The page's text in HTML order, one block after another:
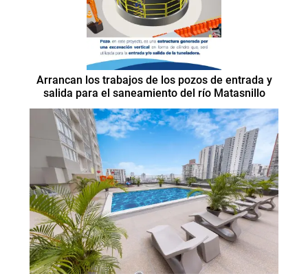
Arrancan los trabajos de los pozos de entrada y
salida para el saneamiento del río Matasnillo